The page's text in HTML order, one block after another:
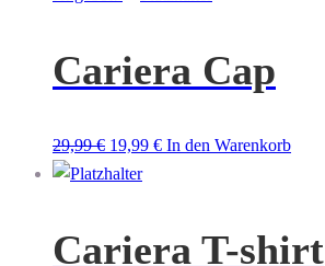
Cariera Cap
29,99€ Ursprünglicher
Preis
19,99 €Aktueller
In den Warenkorb
Cariera T-shirt